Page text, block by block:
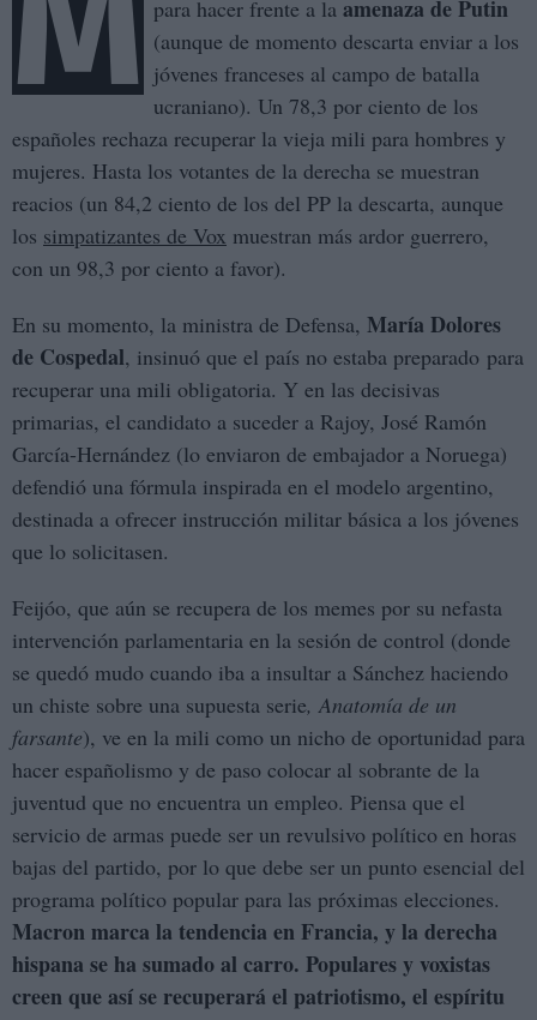
para hacer frente a la amenaza de Putin
(aunque de momento descarta enviar a los
jóvenes franceses al campo de batalla
ucraniano). Un 78,3 por ciento de los
españoles rechaza recuperar la vieja mili para hombres y
mujeres. Hasta los votantes de la derecha se muestran
reacios (un 84,2 ciento de los del PP la descarta, aunque
los simpatizantes de Vox muestran más ardor guerrero,
con un 98,3 por ciento a favor).
En su momento, la ministra de Defensa, María Dolores
de Cospedal, insinuó que el país no estaba preparado para
recuperar una mili obligatoria. Y en las decisivas
primarias, el candidato a suceder a Rajoy, José Ramón
García-Hernández (lo enviaron de embajador a Noruega)
defendió una fórmula inspirada en el modelo argentino,
destinada a ofrecer instrucción militar básica a los jóvenes
que lo solicitasen.
Feijóo, que aún se recupera de los memes por su nefasta
intervención parlamentaria en la sesión de control (donde
se quedó mudo cuando iba a insultar a Sánchez haciendo
un chiste sobre una supuesta serie, Anatomía de un
farsante), ve en la mili como un nicho de oportunidad para
hacer españolismo y de paso colocar al sobrante de la
juventud que no encuentra un empleo. Piensa que el
servicio de armas puede ser un revulsivo político en horas
bajas del partido, por lo que debe ser un punto esencial del
programa político popular para las próximas elecciones.
Macron marca la tendencia en Francia, y la derecha
hispana se ha sumado al carro. Populares y voxistas
creen que así se recuperará el patriotismo, el espíritu